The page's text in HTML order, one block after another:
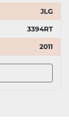
JLG
3394RT
2011